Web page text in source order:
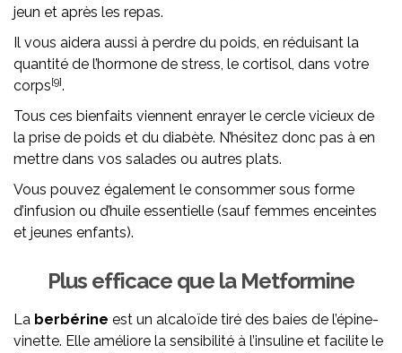
jeun et après les repas.
Il vous aidera aussi à perdre du poids, en réduisant la
quantité de l’hormone de stress, le cortisol, dans votre
corps[9].
Tous ces bienfaits viennent enrayer le cercle vicieux de
la prise de poids et du diabète. N’hésitez donc pas à en
mettre dans vos salades ou autres plats.
Vous pouvez également le consommer sous forme
d’infusion ou d’huile essentielle (sauf femmes enceintes
et jeunes enfants).
Plus efficace que la Metformine
La berbérine est un alcaloïde tiré des baies de l’épine-
vinette. Elle améliore la sensibilité à l’insuline et facilite le